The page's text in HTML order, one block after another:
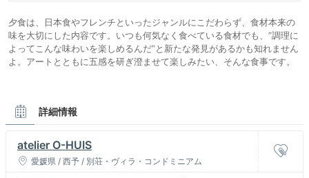
夕食は、日本食やフレンチといったジャンルにこだわらず、食材本来の
味を大切にした内容です。いつも何気なく食べている食材でも、”調理に
よってこんな味わいを楽しめるんだ”と新たな発見があるかも知れません
よ。アートとともに五感を研ぎ澄ませて楽しみたい、そんな食事です。
詳細情報
atelier O-HUIS
愛媛県 / 西予 / 別荘・ヴィラ・コンドミニアム